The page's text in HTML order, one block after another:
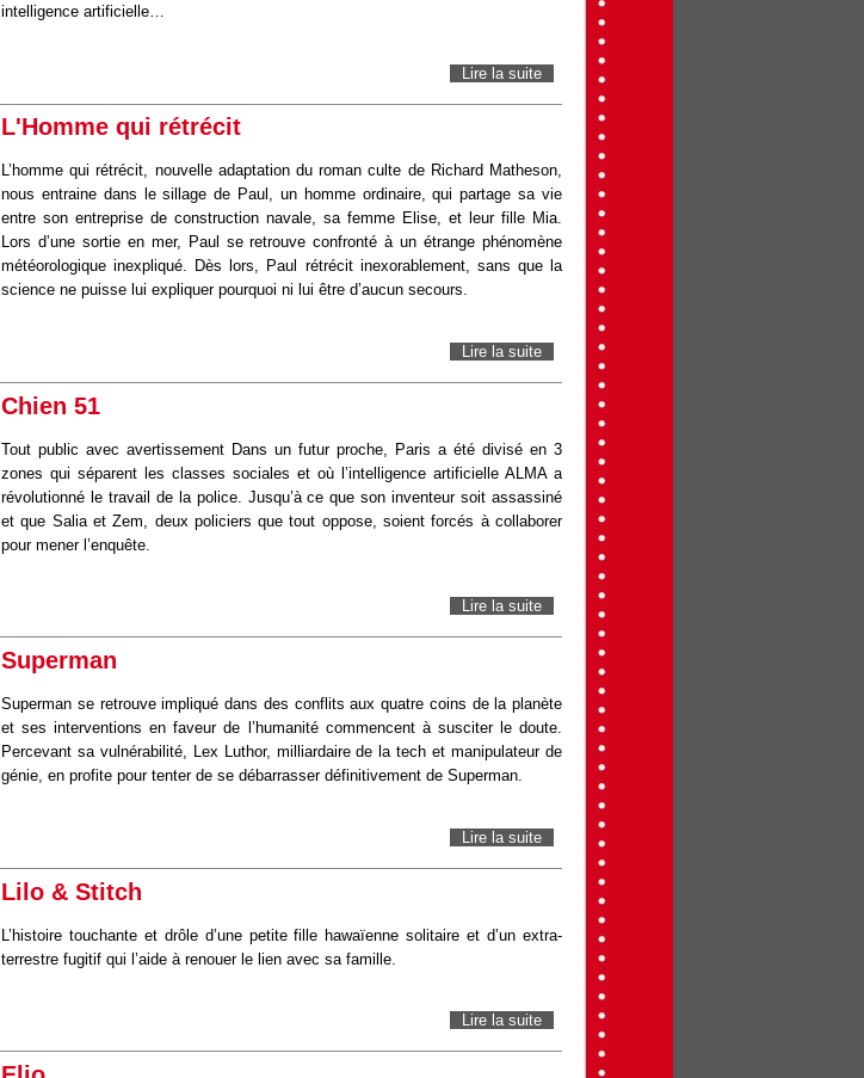
intelligence artificielle…
Lire la suite de Tron: Ares
L'Homme qui rétrécit
L’homme qui rétrécit, nouvelle adaptation du roman culte de Richard Matheson,
nous entraine dans le sillage de Paul, un homme ordinaire, qui partage sa vie
entre son entreprise de construction navale, sa femme Elise, et leur fille Mia.
Lors d’une sortie en mer, Paul se retrouve confronté à un étrange phénomène
météorologique inexpliqué. Dès lors, Paul rétrécit inexorablement, sans que la
science ne puisse lui expliquer pourquoi ni lui être d’aucun secours.
Lire la suite de L'Homme qui rétrécit
Chien 51
Tout public avec avertissement Dans un futur proche, Paris a été divisé en 3
zones qui séparent les classes sociales et où l’intelligence artificielle ALMA a
révolutionné le travail de la police. Jusqu’à ce que son inventeur soit assassiné
et que Salia et Zem, deux policiers que tout oppose, soient forcés à collaborer
pour mener l’enquête.
Lire la suite de Chien 51
Superman
Superman se retrouve impliqué dans des conflits aux quatre coins de la planète
et ses interventions en faveur de l’humanité commencent à susciter le doute.
Percevant sa vulnérabilité, Lex Luthor, milliardaire de la tech et manipulateur de
génie, en profite pour tenter de se débarrasser définitivement de Superman.
Lire la suite de Superman
Lilo & Stitch
L’histoire touchante et drôle d’une petite fille hawaïenne solitaire et d’un extra-
terrestre fugitif qui l’aide à renouer le lien avec sa famille.
Lire la suite de Lilo & Stitch